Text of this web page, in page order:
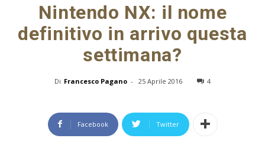
Nintendo NX: il nome
definitivo in arrivo questa
settimana?
Di Francesco Pagano - 25 Aprile 2016 4
Facebook Twitter